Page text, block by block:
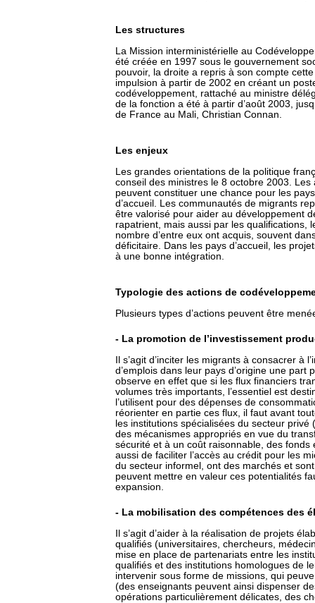
Les structures
La Mission interministérielle au
été créée en 1997 sous le gouvernement
pouvoir, la droite a repris à son compte
impulsion à partir de 2002 en créant un
codéveloppement, rattaché au ministre
de la fonction a été à partir d’août 2003,
de France au Mali, Christian Connan.
Les enjeux
Les grandes orientations de la politique
conseil des ministres le 8 octobre 2003.
peuvent constituer une chance pour les
d’accueil. Les communautés de migrants
être valorisé pour aider au développement
rapatrient, mais aussi par les qualifications,
nombre d’entre eux ont acquis, souvent
déficitaire. Dans les pays d’accueil, les
à une bonne intégration.
Typologie des actions de
Plusieurs types d’actions peuvent être
- La promotion de l’investissement
Il s’agit d’inciter les migrants à consacrer à
d’emplois dans leur pays d’origine une
observe en effet que si les flux financiers
volumes très importants, l’essentiel est
l’utilisent pour des dépenses de
réorienter en partie ces flux, il faut avant
les institutions spécialisées du secteur
des mécanismes appropriés en vue du
sécurité et à un coût raisonnable, des fonds
aussi de faciliter l’accès au crédit pour les
du secteur informel, ont des marchés et
peuvent mettre en valeur ces potentialités
expansion.
- La mobilisation des compétences des
Il s’agit d’aider à la réalisation de projets
qualifiés (universitaires, chercheurs,
mise en place de partenariats entre les
qualifiés et des institutions homologues de
intervenir sous forme de missions, qui
(des enseignants peuvent ainsi dispenser
opérations particulièrement délicates, des